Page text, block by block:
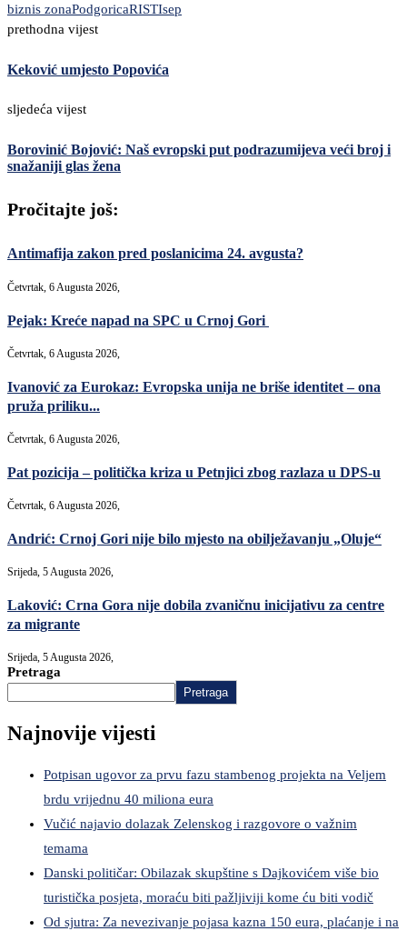
biznis zonaPodgoricaRISTIsep
prethodna vijest
Keković umjesto Popovića
sljedeća vijest
Borovinić Bojović: Naš evropski put podrazumijeva veći broj i
snažaniji glas žena
Pročitajte još:
Antimafija zakon pred poslanicima 24. avgusta?
Četvrtak, 6 Augusta 2026,
Pejak: Kreće napad na SPC u Crnoj Gori
Četvrtak, 6 Augusta 2026,
Ivanović za Eurokaz: Evropska unija ne briše identitet – ona
pruža priliku...
Četvrtak, 6 Augusta 2026,
Pat pozicija – politička kriza u Petnjici zbog razlaza u DPS-u
Četvrtak, 6 Augusta 2026,
Andrić: Crnoj Gori nije bilo mjesto na obilježavanju „Oluje“
Srijeda, 5 Augusta 2026,
Laković: Crna Gora nije dobila zvaničnu inicijativu za centre
za migrante
Srijeda, 5 Augusta 2026,
Pretraga
Pretraga
Najnovije vijesti
Potpisan ugovor za prvu fazu stambenog projekta na Veljem
brdu vrijednu 40 miliona eura
Vučić najavio dolazak Zelenskog i razgovore o važnim
temama
Danski političar: Obilazak skupštine s Dajkovićem više bio
turistička posjeta, moraću biti pažljiviji kome ću biti vodič
Od sjutra: Za nevezivanje pojasa kazna 150 eura, plaćanje i na